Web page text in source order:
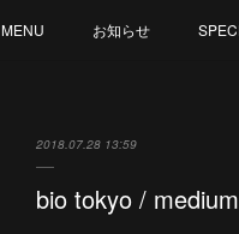
MENU お知らせ
2018.07.28 13:59
bio tokyo /